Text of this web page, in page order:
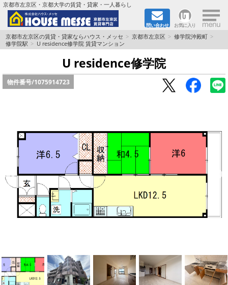
京都市左京区・京都大学の賃貸・貸家・一人暮らし
問い合わせ お気に入り ×
TOPページ
地域から検索
書類DL & 入居者さまへ
家族で住むならマンション？賃家？
一人暮らしの物件特集
ペット相談OKの賃貸！
ハウスメーカー施工特集！
路線·駅から探す
京都市左京区の賃貸・貸家ならハウス・メッセ 京都市左京区
修学院沖殿町
修学院駅
U residence修学院 賃貸マンション
U residence修学院
物件番号/1075914723